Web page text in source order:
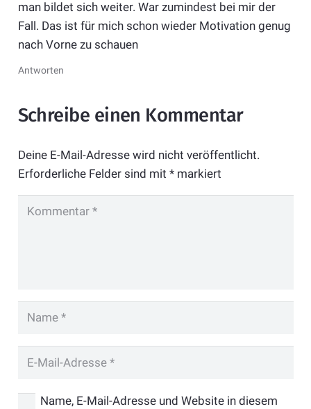
man bildet sich weiter. War zumindest bei mir der
Fall. Das ist für mich schon wieder Motivation genug
nach Vorne zu schauen
Antworten
Schreibe einen Kommentar
Deine E-Mail-Adresse wird nicht veröffentlicht.
Erforderliche Felder sind mit *markiert
Name, E-Mail-Adresse und Website in diesem